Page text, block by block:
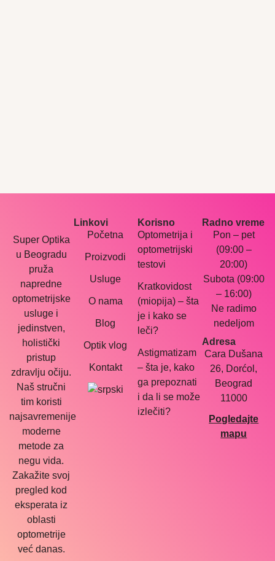
Super Optika
u Beogradu
pruža
napredne
optometrijske
usluge i
jedinstven,
holistički
pristup
zdravlju očiju.
Naš stručni
tim koristi
najsavremenije
moderne
metode za
negu vida.
Zakažite svoj
pregled kod
eksperata iz
oblasti
optometrije
već danas.
Linkovi
Početna
Proizvodi
Usluge
O nama
Blog
Optik vlog
Kontakt
Korisno
Optometrija i
optometrijski
testovi
Kratkovidost
(miopija) – šta
je i kako se
leči?
Astigmatizam
– šta je, kako
ga prepoznati
i da li se može
izlečiti?
Radno vreme
Pon – pet
(09:00 –
20:00)
Subota (09:00
– 16:00)
Ne radimo
nedeljom
Adresa
Cara Dušana
26, Dorćol,
Beograd
11000
Pogledajte
mapu